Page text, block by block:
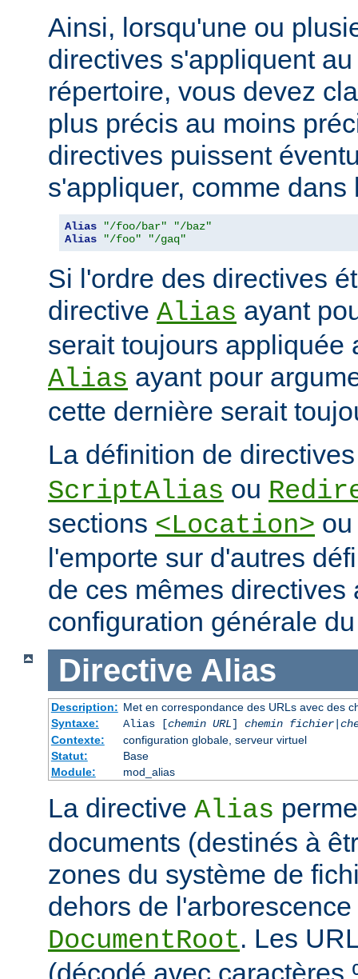
Ainsi, lorsqu'une ou
directives s'appliquent
répertoire, vous devez
plus précis au moins
directives puissent
s'appliquer, comme
Alias "/foo/bar"
"/baz"
Alias
"/foo" "/gaq"
Si l'ordre des directives
directive Alias ayant
serait toujours appliquée
Alias ayant pour
cette dernière serait
La définition de
ScriptAlias ou
sections <Location>
l'emporte sur d'autres
de ces mêmes directives
configuration générale
Directive Alias
Description: Met en correspondance des URLs avec des
Syntaxe:
Alias [chemin URL] chemin fichier|
Contexte:
configuration globale, serveur virtuel
Statut:
Base
Module:
mod_alias
La directive Alias
documents (destinés à
zones du système de
dehors de
DocumentRoot. Les
(décodé avec caractères